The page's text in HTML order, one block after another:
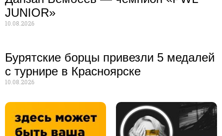
JUNIOR»
10.08.2026
Бурятские борцы привезли 5 медалей
с турнире в Красноярске
10.08.2026